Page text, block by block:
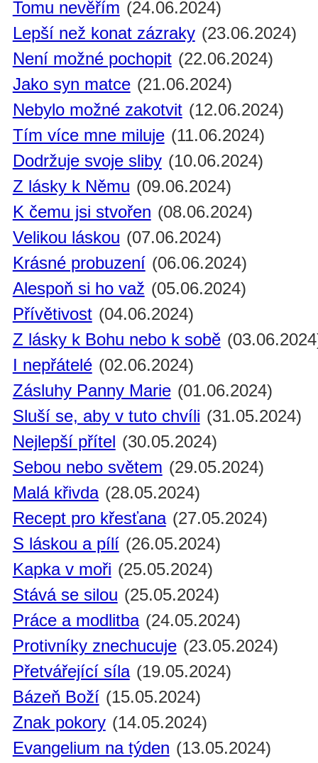
Tomu nevěřím (24.06.2024)
Lepší než konat zázraky (23.06.2024)
Není možné pochopit (22.06.2024)
Jako syn matce (21.06.2024)
Nebylo možné zakotvit (12.06.2024)
Tím více mne miluje (11.06.2024)
Dodržuje svoje sliby (10.06.2024)
Z lásky k Němu (09.06.2024)
K čemu jsi stvořen (08.06.2024)
Velikou láskou (07.06.2024)
Krásné probuzení (06.06.2024)
Alespoň si ho važ (05.06.2024)
Přívětivost (04.06.2024)
Z lásky k Bohu nebo k sobě
I nepřátelé (02.06.2024)
Zásluhy Panny Marie (01.06.2024)
Sluší se, aby v tuto chvíli (31.05.2024)
Nejlepší přítel (30.05.2024)
Sebou nebo světem (29.05.2024)
Malá křivda (28.05.2024)
Recept pro křesťana (27.05.2024)
S láskou a pílí (26.05.2024)
Kapka v moři (25.05.2024)
Stává se silou (25.05.2024)
Práce a modlitba (24.05.2024)
Protivníky znechucuje (23.05.2024)
Přetvářející síla (19.05.2024)
Bázeň Boží (15.05.2024)
Znak pokory (14.05.2024)
Evangelium na týden (13.05.2024)